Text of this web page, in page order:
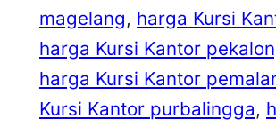
magelang, harga Kursi
harga Kursi Kantor
harga Kursi Kantor
Kursi Kantor purbalingga,